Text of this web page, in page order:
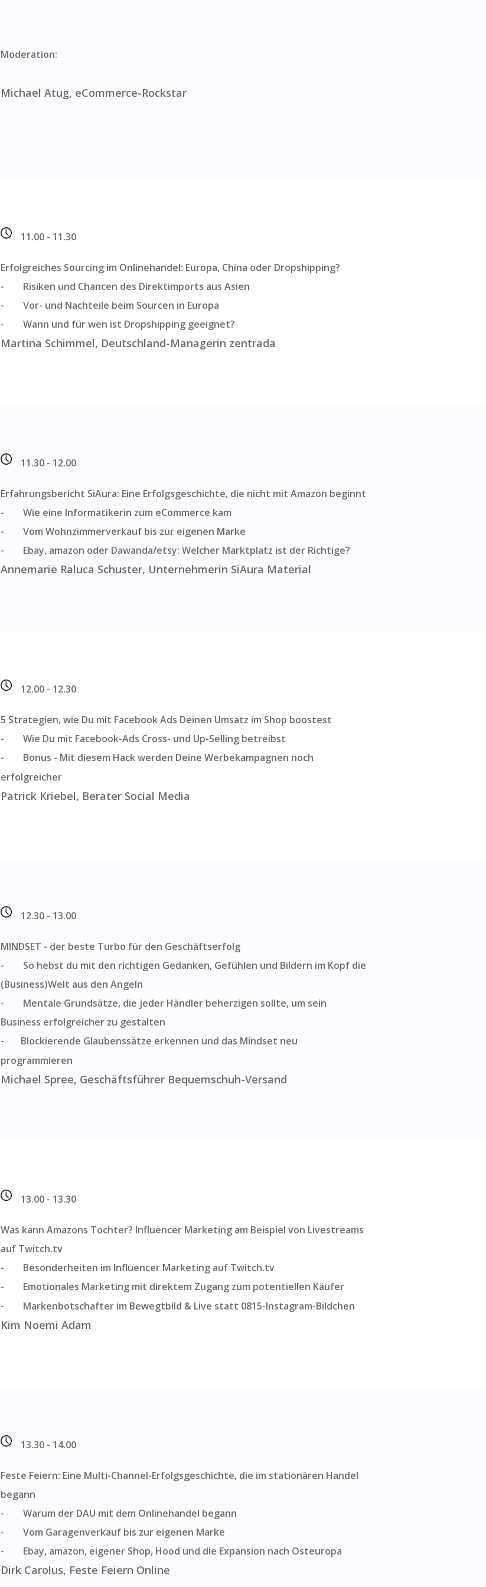
Moderation:
Michael Atug, eCommerce-Rockstar
11.00 - 11.30
Erfolgreiches Sourcing im Onlinehandel: Europa, China oder Dropshipping?
- Risiken und Chancen des Direktimports aus Asien
- Vor- und Nachteile beim Sourcen in Europa
- Wann und für wen ist Dropshipping geeignet?
Martina Schimmel, Deutschland-Managerin zentrada
11.30 - 12.00
Erfahrungsbericht SiAura: Eine Erfolgsgeschichte, die nicht mit Amazon beginnt
- Wie eine Informatikerin zum eCommerce kam
- Vom Wohnzimmerverkauf bis zur eigenen Marke
- Ebay, amazon oder Dawanda/etsy: Welcher Marktplatz ist der Richtige?
Annemarie Raluca Schuster, Unternehmerin SiAura Material
12.00 - 12.30
5 Strategien, wie Du mit Facebook Ads Deinen Umsatz im Shop boostest
- Wie Du mit Facebook-Ads Cross- und Up-Selling betreibst
- Bonus - Mit diesem Hack werden Deine Werbekampagnen noch
erfolgreicher
Patrick Kriebel, Berater Social Media
12.30 - 13.00
MINDSET - der beste Turbo für den Geschäftserfolg
- So hebst du mit den richtigen Gedanken, Gefühlen und Bildern im Kopf die
(Business)Welt aus den Angeln
- Mentale Grundsätze, die jeder Händler beherzigen sollte, um sein
Business erfolgreicher zu gestalten
- Blockierende Glaubenssätze erkennen und das Mindset neu
programmieren
Michael Spree, Geschäftsführer Bequemschuh-Versand
13.00 - 13.30
Was kann Amazons Tochter? Influencer Marketing am Beispiel von Livestreams
auf Twitch.tv
- Besonderheiten im Influencer Marketing auf Twitch.tv
- Emotionales Marketing mit direktem Zugang zum potentiellen Käufer
- Markenbotschafter im Bewegtbild & Live statt 0815-Instagram-Bildchen
Kim Noemi Adam
13.30 - 14.00
Feste Feiern: Eine Multi-Channel-Erfolgsgeschichte, die im stationären Handel
begann
- Warum der DAU mit dem Onlinehandel begann
- Vom Garagenverkauf bis zur eigenen Marke
- Ebay, amazon, eigener Shop, Hood und die Expansion nach Osteuropa
Dirk Carolus, Feste Feiern Online